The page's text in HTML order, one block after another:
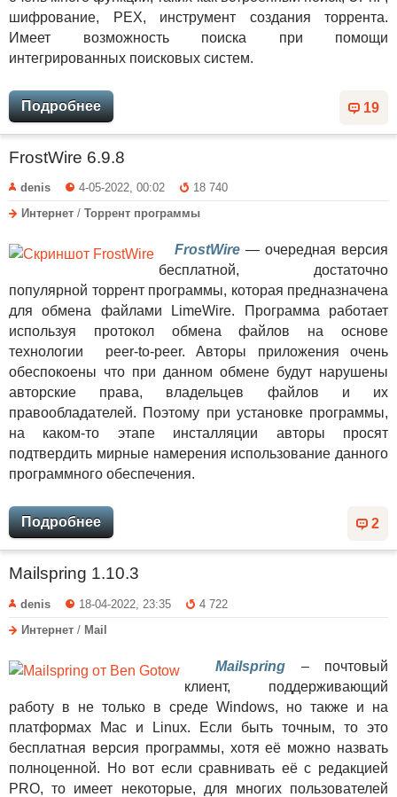
шифрование, PEX, инструмент создания торрента.
Имеет возможность поиска при помощи
интегрированных поисковых систем.
19
Подробнее
FrostWire 6.9.8
denis 4-05-2022, 00:02
18 740
Интернет / Торрент программы
FrostWire — очередная версия
бесплатной, достаточно
популярной торрент программы, которая предназначена
для обмена файлами LimeWire. Программа работает
используя протокол обмена файлов на основе
технологии peer-to-peer. Авторы приложения очень
обеспокоены что при данном обмене будут нарушены
авторские права, владельцев файлов и их
правообладателей. Поэтому при установке программы,
на каком-то этапе инсталляции авторы просят
подтвердить мирные намерения использование данного
программного обеспечения.
2
Подробнее
Mailspring 1.10.3
denis 18-04-2022, 23:35
4 722
Интернет / Mail
Mailspring – почтовый
клиент, поддерживающий
работу в не только в среде Windows, но также и на
платформах Mac и Linux. Если быть точным, то это
бесплатная версия программы, хотя её можно назвать
полноценной. Но вот если сравнивать её с редакцией
PRO, то имеет некоторые, для многих пользователей